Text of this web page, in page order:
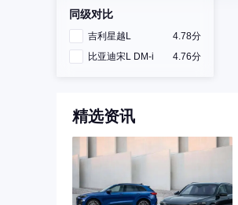
同级对比
吉利星越L
4.78分
比亚迪宋L DM-i
4.76分
精选资讯